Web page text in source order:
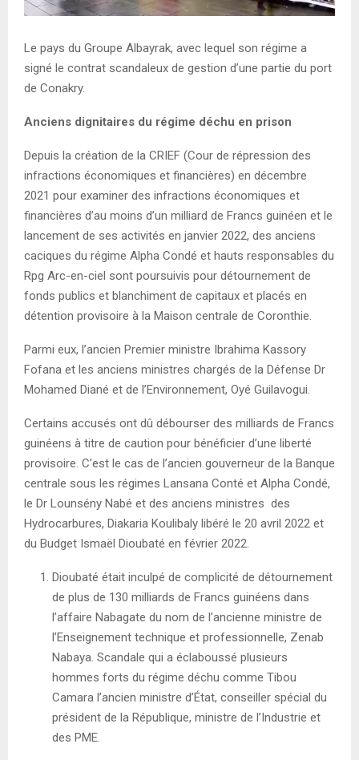
Le pays du Groupe Albayrak, avec lequel son régime a
signé le contrat scandaleux de gestion d’une partie du port
de Conakry.
Anciens dignitaires du régime déchu en prison
Depuis la création de la CRIEF (Cour de répression des
infractions économiques et financières) en décembre
2021 pour examiner des infractions économiques et
financières d’au moins d’un milliard de Francs guinéen et le
lancement de ses activités en janvier 2022, des anciens
caciques du régime Alpha Condé et hauts responsables du
Rpg Arc-en-ciel sont poursuivis pour détournement de
fonds publics et blanchiment de capitaux et placés en
détention provisoire à la Maison centrale de Coronthie.
Parmi eux, l’ancien Premier ministre Ibrahima Kassory
Fofana et les anciens ministres chargés de la Défense Dr
Mohamed Diané et de l’Environnement, Oyé Guilavogui.
Certains accusés ont dû débourser des milliards de Francs
guinéens à titre de caution pour bénéficier d’une liberté
provisoire. C’est le cas de l’ancien gouverneur de la Banque
centrale sous les régimes Lansana Conté et Alpha Condé,
le Dr Lounsény Nabé et des anciens ministres des
Hydrocarbures, Diakaria Koulibaly libéré le 20 avril 2022 et
du Budget Ismaël Dioubaté en février 2022.
Dioubaté était inculpé de complicité de détournement
de plus de 130 milliards de Francs guinéens dans
l’affaire Nabagate du nom de l’ancienne ministre de
l’Enseignement technique et professionnelle, Zenab
Nabaya. Scandale qui a éclaboussé plusieurs
hommes forts du régime déchu comme Tibou
Camara l’ancien ministre d’État, conseiller spécial du
président de la République, ministre de l’Industrie et
des PME.